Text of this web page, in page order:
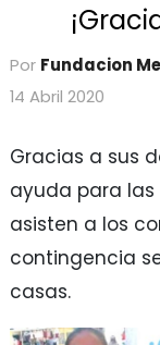
Por Fundacion
14 Abril 2020
Gracias a sus
ayuda para las
asisten a los
contingencia
casas.